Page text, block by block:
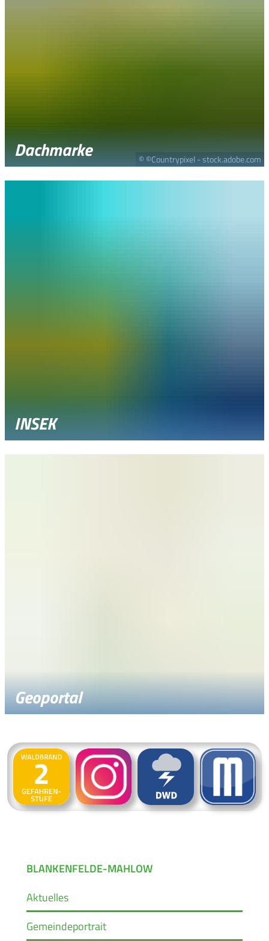
© ©Countrypixel - stock.adobe.com
Dachmarke
INSEK
Geoportal
BLANKENFELDE-MAHLOW
Aktuelles
Gemeindeportrait